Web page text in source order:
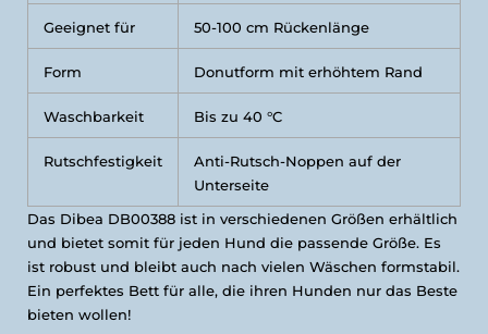
Geeignet für 50-100 cm Rückenlänge
Form Donutform mit erhöhtem Rand
Waschbarkeit Bis zu 40 °C
Rutschfestigkeit
Anti-Rutsch-Noppen auf der
Unterseite
Das Dibea DB00388 ist in verschiedenen Größen erhältlich
und bietet somit für jeden Hund die passende Größe. Es
ist robust und bleibt auch nach vielen Wäschen formstabil.
Ein perfektes Bett für alle, die ihren Hunden nur das Beste
bieten wollen!